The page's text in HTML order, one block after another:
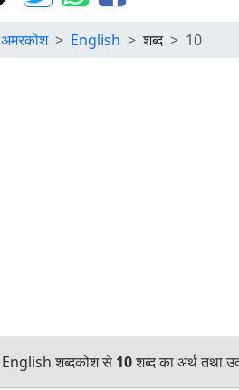
अमरकोश English शब्द 10
English शब्दकोश से 10शब्द का अर्थ तथा